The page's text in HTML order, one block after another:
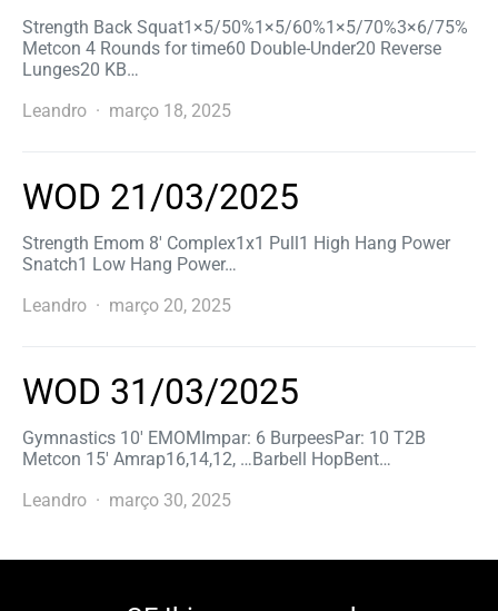
Strength Back Squat1×5/50%1×5/60%1×5/70%3×6/75%
Metcon 4 Rounds for time60 Double-Under20 Reverse
Lunges20 KB…
Leandro
março 18, 2025
WOD 21/03/2025
Strength Emom 8′ Complex1x1 Pull1 High Hang Power
Snatch1 Low Hang Power…
Leandro
março 20, 2025
WOD 31/03/2025
Gymnastics 10′ EMOMImpar: 6 BurpeesPar: 10 T2B
Metcon 15′ Amrap16,14,12, …Barbell HopBent…
Leandro
março 30, 2025